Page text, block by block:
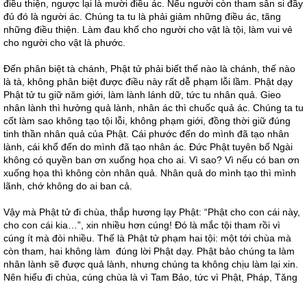
điều thiện, ngược lại là mười điều ác. Nếu người còn tham sân si đầy
đủ đó là người ác. Chúng ta tu là phải giảm những điều ác, tăng
những điều thiện. Làm đau khổ cho người cho vật là tội, làm vui vẻ
cho người cho vật là phước.
Đến phân biệt tà chánh, Phật tử phải biết thế nào là chánh, thế nào
là tà, không phân biệt được điều này rất dễ phạm lỗi lầm. Phật dạy
Phật tử tu giữ năm giới, làm lành lánh dữ, tức tu nhân quả. Gieo
nhân lành thì hưởng quả lành, nhân ác thì chuốc quả ác. Chúng ta tu
cốt làm sao không tạo tội lỗi, không phạm giới, đồng thời giữ đúng
tinh thần nhân quả của Phật. Cái phước đến do mình đã tạo nhân
lành, cái khổ đến do mình đã tạo nhân ác. Đức Phật tuyên bố Ngài
không có quyền ban ơn xuống họa cho ai. Vì sao? Vì nếu có ban ơn
xuống họa thì không còn nhân quả. Nhân quả do mình tạo thì mình
lãnh, chớ không do ai ban cả.
Vậy mà Phật tử đi chùa, thắp hương lạy Phật: “Phật cho con cái này,
cho con cái kia…”, xin nhiều hơn cúng! Đó là mắc tội tham rồi vì
cúng ít mà đòi nhiều. Thế là Phật tử phạm hai tội: một tới chùa mà
còn tham, hai không làm đúng lời Phật dạy. Phật bảo chúng ta làm
nhân lành sẽ được quả lành, nhưng chúng ta không chịu làm lại xin.
Nên hiểu đi chùa, cúng chùa là vì Tam Bảo, tức vì Phật, Pháp, Tăng